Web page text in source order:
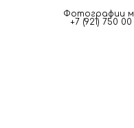
Фотографии
+7 (921) 750